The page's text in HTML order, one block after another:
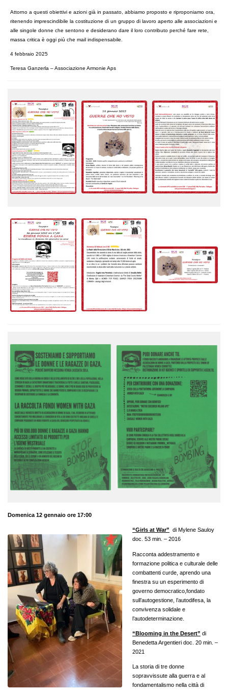
Attorno a questi obiettivi e azioni già in passato, abbiamo proposto e riproponiamo ora,
ritenendo imprescindibile la costituzione di un gruppo di lavoro aperto alle associazioni e
alle singole donne che sentono e desiderano dare il loro contributo perché fare rete,
massa critica è oggi più che mail indispensabile.
4 febbraio 2025
Teresa Ganzerla –Associazione Armonie Aps
Domenica 12 gennaio ore 17:00
“Girls at War” di Mylene Sauloy
doc. 53 min. – 2016
Racconta addestramento e
formazione politica e culturale delle
combattenti curde, aprendo una
finestra su un esperimento di
governo democratico,fondato
sull’autogestione, l’autodifesa, la
convivenza solidale e
l’autodeterminazione.
“Blooming in the Desert” di
Benedetta Argentieri doc. 20 min. –
2021
La storia di tre donne
sopravvissute alla guerra e al
fondamentalismo nella città di